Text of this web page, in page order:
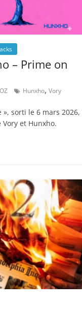
– Prime on
Hunxho, Vory
», sorti le 6 mars
et Hunxho.